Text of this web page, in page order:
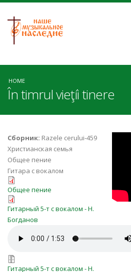
HOME
În timrul vieţíi tinere
Сборник: Razele cerului-459
Христианская семья
Общее пение
Гитара с вокалом
Общее пение
Гитарный 5-т с вокалом - Н.
Богданов
Гитарный 5-т с вокалом - Н.